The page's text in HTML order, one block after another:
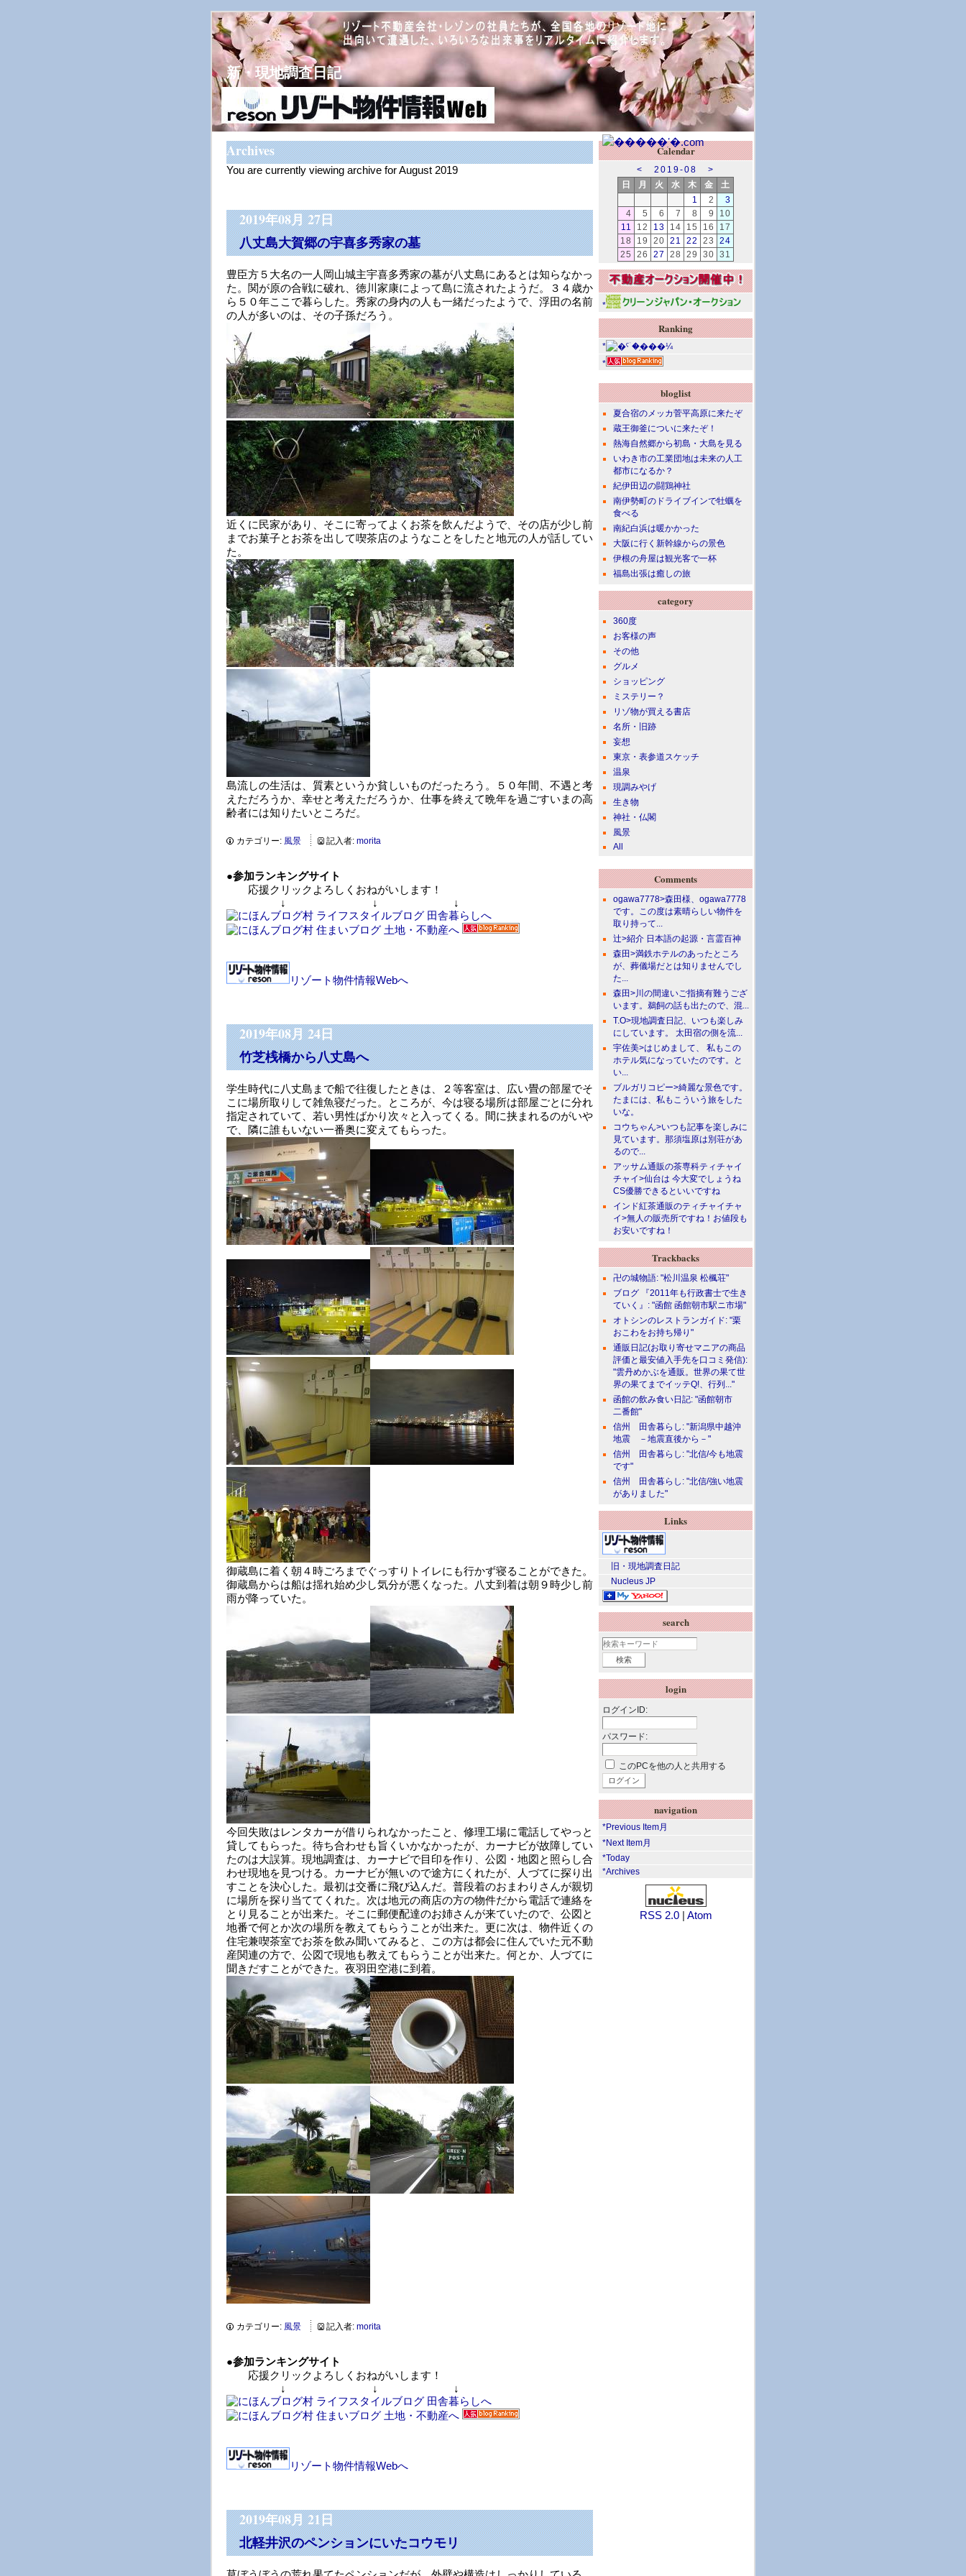
新・現地調査日記
Archives
You are currently viewing archive for August 2019
2019年08月 27日
八丈島大賀郷の宇喜多秀家の墓
豊臣方５大名の一人岡山城主宇喜多秀家の墓が八丈島にあるとは知らなかっ
た。関が原の合戦に破れ、徳川家康によって島に流されたようだ。３４歳か
ら５０年ここで暮らした。秀家の身内の人も一緒だったようで、浮田の名前
の人が多いのは、その子孫だろう。
近くに民家があり、そこに寄ってよくお茶を飲んだようで、その店が少し前
までお菓子とお茶を出して喫茶店のようなことをしたと地元の人が話してい
た。
島流しの生活は、質素というか貧しいものだったろう。５０年間、不遇と考
えただろうか、幸せと考えただろうか、仕事を終えて晩年を過ごすいまの高
齢者には知りたいところだ。
カテゴリー: 風景 記入者: morita
●参加ランキングサイト
応援クリックよろしくおねがいします！
↓ ↓ ↓
リゾート物件情報Webへ
2019年08月 24日
竹芝桟橋から八丈島へ
学生時代に八丈島まで船で往復したときは、２等客室は、広い畳の部屋でそ
こに場所取りして雑魚寝だった。ところが、今は寝る場所は部屋ごとに分れ
指定されていて、若い男性ばかり次々と入ってくる。間に挟まれるのがいや
で、隣に誰もいない一番奥に変えてもらった。
御蔵島に着く朝４時ごろまでぐっすりトイレにも行かず寝ることができた。
御蔵島からは船は揺れ始め少し気分が悪くなった。八丈到着は朝９時少し前
雨が降っていた。
今回失敗はレンタカーが借りられなかったこと、修理工場に電話してやっと
貸してもらった。待ち合わせも旨くいかなかったが、カーナビが故障してい
たのは大誤算。現地調査は、カーナビで目印を作り、公図・地図と照らし合
わせ現地を見つける。カーナビが無いので途方にくれたが、人づてに探り出
すことを決心した。最初は交番に飛び込んだ。普段着のおまわりさんが親切
に場所を探り当ててくれた。次は地元の商店の方の物件だから電話で連絡を
とり見ることが出来た。そこに郵便配達のお姉さんが来ていたので、公図と
地番で何とか次の場所を教えてもらうことが出来た。更に次は、物件近くの
住宅兼喫茶室でお茶を飲み聞いてみると、この方は都会に住んでいた元不動
産関連の方で、公図で現地も教えてもらうことが出来た。何とか、人づてに
聞きだすことができた。夜羽田空港に到着。
カテゴリー: 風景 記入者: morita
●参加ランキングサイト
応援クリックよろしくおねがいします！
↓ ↓ ↓
リゾート物件情報Webへ
2019年08月 21日
北軽井沢のペンションにいたコウモリ
Calendar
< 2019-08
>
日
月 火 水 木 金
土
1
2
3
4
5 6 7 8 9
10
11
12 13 14 15 16
17
18
19 20 21 22 23
24
25
26 27 28 29 30 31
*
Ranking
*
*
bloglist
夏合宿のメッカ菅平高原に来たぞ
蔵王御釜についに来たぞ！
熱海自然郷から初島・大島を見る
いわき市の工業団地は未来の人工
都市になるか？
紀伊田辺の闘鶏神社
南伊勢町のドライブインで牡蠣を
食べる
南紀白浜は暖かかった
大阪に行く新幹線からの景色
伊根の舟屋は観光客で一杯
福島出張は癒しの旅
category
360度
お客様の声
その他
グルメ
ショッピング
ミステリー？
リゾ物が買える書店
名所・旧跡
妄想
東京・表参道スケッチ
温泉
現調みやげ
生き物
神社・仏閣
風景
All
Comments
ogawa7778>森田様、ogawa7778
です。この度は素晴らしい物件を
取り持って...
辻>紹介 日本語の起源・言霊百神
森田>満鉄ホテルのあったところ
が、葬儀場だとは知りませんでし
た...
森田>川の間違いご指摘有難うござ
います。鵜飼の話も出たので、混...
T.O>現地調査日記、いつも楽しみ
にしています。 太田宿の側を流...
宇佐美>はじめまして、 私もこの
ホテル気になっていたのです。と
い...
ブルガリコピー>綺麗な景色です。
たまには、私もこういう旅をした
いな。
コウちゃん>いつも記事を楽しみに
見ています。那須塩原は別荘があ
るので...
アッサム通販の茶専科ティチャイ
チャイ>仙台は 今大変でしょうね
CS優勝できるといいですね
インド紅茶通販のティチャイチャ
イ>無人の販売所ですね！お値段も
お安いですね！
Trackbacks
卍の城物語: "松川温泉 松楓荘"
ブログ 『2011年も行政書士で生き
ていく』: "函館 函館朝市駅ニ市場"
オトシンのレストランガイド: "栗
おこわをお持ち帰り"
通販日記(お取り寄せマニアの商品
評価と最安値入手先を口コミ発信):
"雲丹めかぶを通販。世界の果て世
界の果てまでイッテQ!、行列..."
函館の飲み食い日記: "函館朝市
二番館"
信州 田舎暮らし: "新潟県中越沖
地震 －地震直後から－"
信州 田舎暮らし: "北信/今も地震
です"
信州 田舎暮らし: "北信/強い地震
がありました"
Links
旧・現地調査日記
Nucleus JP
search
login
ログインID:
パスワード:
このPCを他の人と共用する
navigation
*Previous Item月
*Next Item月
*Today
*Archives
RSS 2.0| Atom